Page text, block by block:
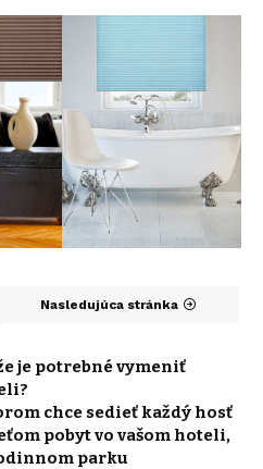
Nasledujúca stránka
je potrebné vymeniť
chce sedieť každý hosť
pobyt vo vašom hoteli,
parku